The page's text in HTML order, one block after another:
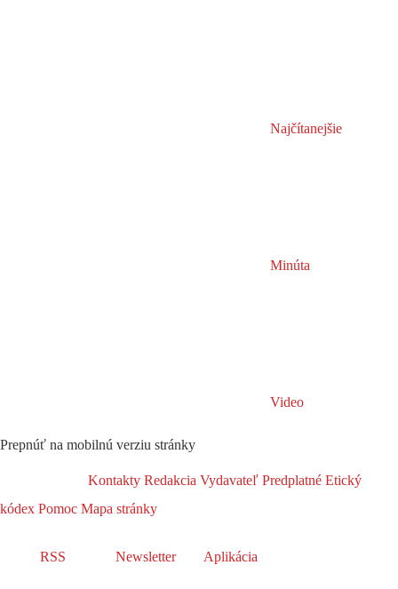
Najčítanejšie
Minúta
Video
Prepnúť na mobilnú verziu stránky
Kontakty Redakcia Vydavateľ Predplatné Etický
kódex Pomoc Mapa stránky
RSS Newsletter Aplikácia